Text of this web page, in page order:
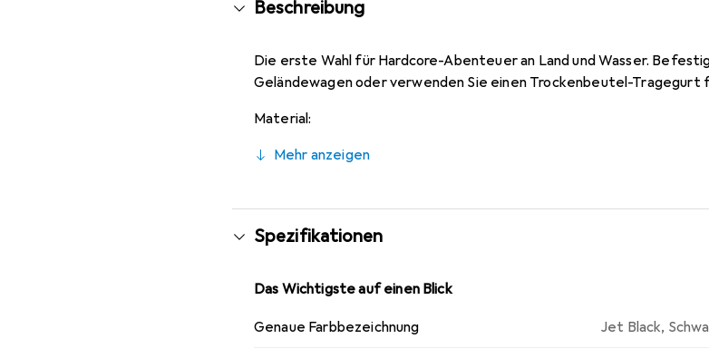
Beschreibung
Die erste Wahl für Hardcore-Abenteuer an Land und Wasser.
Geländewagen oder verwenden Sie einen Trockenbeutel-Tragegurt
Material:
Mehr anzeigen
Spezifikationen
Das Wichtigste auf einen Blick
Genaue Farbbezeichnung Jet Black,